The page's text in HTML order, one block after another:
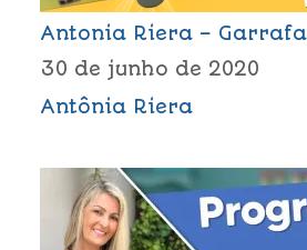
Antonia Riera –
30 de junho de 2020
Antônia Riera